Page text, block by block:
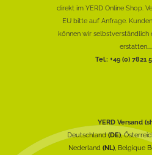
direkt im YERD Online Shop.
EU bitte auf Anfrage.
können wir
erstatten......
Tel.: +49 (0) 7821
YERD Versand
Deutschland(DE),
Nederland (NL), Belgique